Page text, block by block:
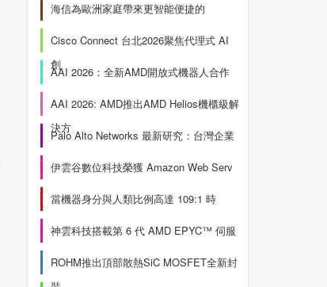
海信為歐洲家庭帶來更智能便捷的
Cisco Connect 台北2026聚焦代理式 AI
創
AAI 2026：全新AMD開放式機器人合作
AAI 2026: AMD推出AMD Helios機櫃級解
決方
Palo Alto Networks 最新研究：台灣企業
伊雲谷數位科技榮獲 Amazon Web Serv
當機器身分與人類比例高達 109:1 時
神雲科技搭載第 6 代 AMD EPYC™ 伺服
ROHM推出頂部散熱SiC MOSFET全新封